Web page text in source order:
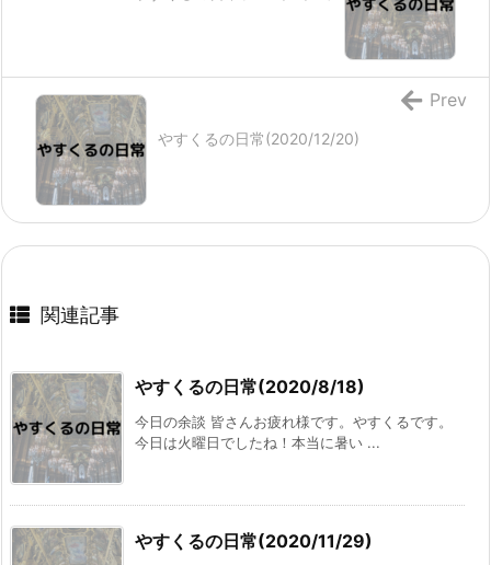
やすくるの日常(2020/12/20)
Prev
関連記事
やすくるの日常(2020/8/18)
今日の余談 皆さんお疲れ様です。やすくるです。
今日は火曜日でしたね！本当に暑い ...
やすくるの日常(2020/11/29)